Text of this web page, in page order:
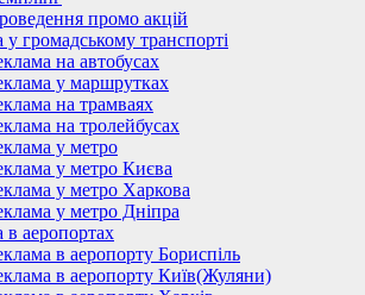
промо акцій
у громадському транспорті
на автобусах
у маршрутках
на трамваях
на тролейбусах
у метро
у метро Києва
у метро Харкова
у метро Дніпра
в аеропортах
в аеропорту Бориспіль
в аеропорту Київ(Жуляни)